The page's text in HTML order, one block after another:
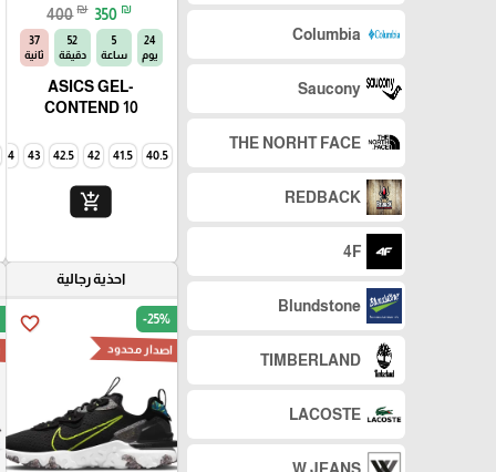
Columbia
Saucony
THE NORHT FACE
REDBACK
4F
Blundstone
TIMBERLAND
LACOSTE
400 ₪ 350 ₪
24
يوم
5
ساعة
52
دقيقة
35
ثانية
ASICS GEL-
CONTEND 10
40.5
41.5
42
42.5
43
44
add_shopping_cart
احذية رجالية
favorite_border -25%
اصدار محدود